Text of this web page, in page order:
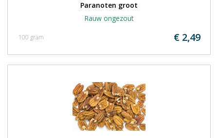
Paranoten groot
Rauw ongezout
€ 2,49
100 gram